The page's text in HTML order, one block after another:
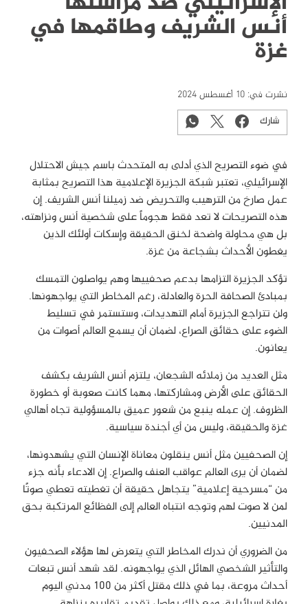
أنس الشريف وطاقمها في
غزة
نشرت في: 10 أغسطس 2024
شارك
في ضوء التصريح الذي أدلى به المتحدث باسم جيش الاحتلال
الإسرائيلي، تعتبر شبكة الجزيرة الإعلامية هذا التصريح بمثابة
عمل صارخ من الترهيب والتحريض ضد زميلنا أنس الشريف. إن
هذه التصريحات لا تعد فقط هجوماً على شخصية أنس ونزاهته،
بل هي محاولة واضحة لخنق الحقيقة وإسكات أولئك الذين
يغطون الأحداث بشجاعة من غزة.
تؤكد الجزيرة التزامها بدعم صحفييها وهم يواصلون التمسك
بمبادئ الصحافة الحرة والعادلة، رغم المخاطر التي يواجهونها.
ولن تتراجع الجزيرة أمام التهديدات، وستستمر في تسليط
الضوء على حقائق الصراع، لضمان أن يسمع العالم أصوات من
يعانون.
مثل العديد من زملائه الشجعان، يلتزم أنس الشريف بكشف
الحقائق على الأرض ومشاركتها، مهما كانت صعوبة أو خطورة
الظروف. إن عمله ينبع من شعور عميق بالمسؤولية تجاه أهالي
غزة والحقيقة، وليس من أي أجندة سياسية.
إن الصحفيين مثل أنس ينقلون معاناة الإنسان التي يشهدونها،
لضمان أن يرى العالم عواقب العنف والصراع. إن الادعاء بأنه جزء
من “مسرحية إعلامية” يتجاهل حقيقة أن تغطيته تعطي صوتًا
لمن لا صوت لهم وتوجه انتباه العالم إلى الفظائع المرتكبة بحق
المدنيين.
من الضروري أن ندرك المخاطر التي يتعرض لها هؤلاء الصحفيون
والتأثير الشخصي الهائل الذي يواجهونه. لقد شهد أنس تبعات
أحداث مروعة، بما في ذلك مقتل أكثر من 100 مدني اليوم